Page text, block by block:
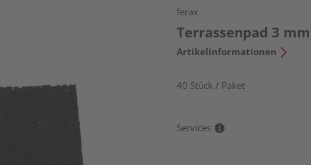
ferax
Terrassenpad 3
Artikelinformationen
40 Stück / Paket
Services